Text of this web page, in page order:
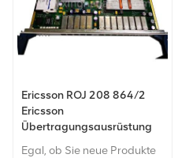
bestmöglichen Preis
angeboten.
Ericsson ROJ 208 864/2
Ericsson
Übertragungsausrüstung
Egal, ob Sie neue Produkte